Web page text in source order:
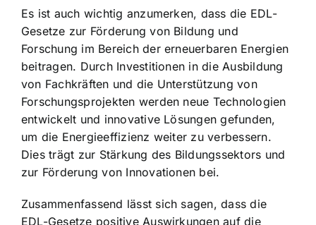
Es ist auch wichtig anzumerken, dass die EDL-
Gesetze zur Förderung von Bildung und
Forschung im Bereich der erneuerbaren Energien
beitragen. Durch Investitionen in die Ausbildung
von Fachkräften und die Unterstützung von
Forschungsprojekten werden neue Technologien
entwickelt und innovative Lösungen gefunden,
um die Energieeffizienz weiter zu verbessern.
Dies trägt zur Stärkung des Bildungssektors und
zur Förderung von Innovationen bei.
Zusammenfassend lässt sich sagen, dass die
EDL-Gesetze positive Auswirkungen auf die